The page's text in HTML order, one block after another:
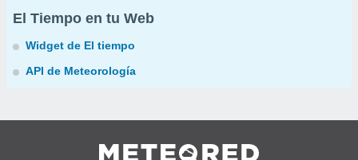
El Tiempo en tu Web
Widget de El tiempo
API de Meteorología